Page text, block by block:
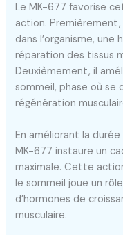
Le MK-677 favorise
action. Premièrement,
dans l’organisme,
réparation des tissus
Deuxièmement, il
sommeil, phase où se
régénération
En améliorant la
MK-677 instaure un
maximale. Cette
le sommeil joue un
d’hormones de
musculaire.